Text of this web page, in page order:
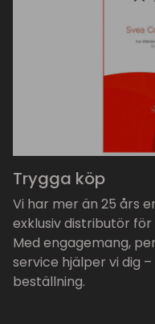
Trygga köp
Vi har mer än 25 års
exklusiv distributör
Med engagemang,
service hjälper vi dig
beställning.